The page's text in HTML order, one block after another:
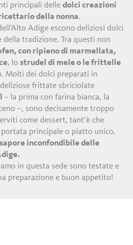
principali delledolci creazioni
della nonna.
Adige escono deliziosi dolci
tradizione. Tra questi non
con ripieno di marmellata,
, lostrudel di mele o le frittelle
Molti dei dolci preparati in
frittate sbriciolate
– la prima con farina bianca, la
–, sono decisamente troppo
come dessert, tant’è che
principale o piatto unico.
inconfondibile delle
in questa sede sono testate e
preparazione e buon appetito!